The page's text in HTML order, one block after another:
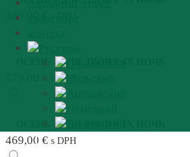
289,00
ОСЕНЬ – ДЛЯ ДВОИХ 4X НОЧЬ
€ s DPH
ОСЕНЬ – ДЛЯ ДВОИХ 5X НОЧЬ
469,00 € s DPH